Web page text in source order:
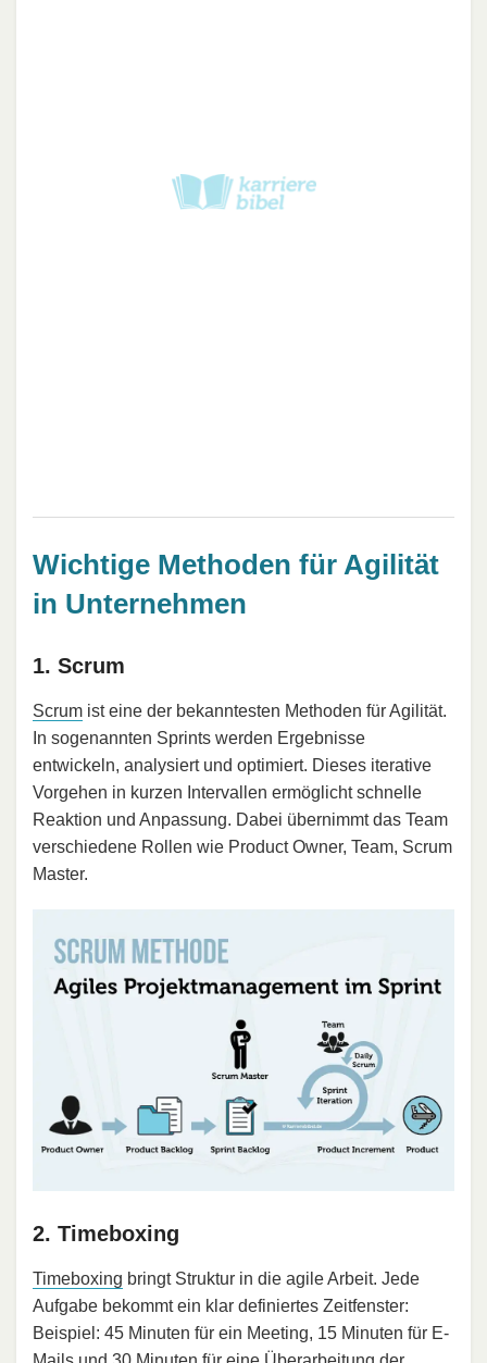
Wichtige Methoden für Agilität
in Unternehmen
1. Scrum
Scrum ist eine der bekanntesten Methoden für Agilität.
In sogenannten Sprints werden Ergebnisse
entwickeln, analysiert und optimiert. Dieses iterative
Vorgehen in kurzen Intervallen ermöglicht schnelle
Reaktion und Anpassung. Dabei übernimmt das Team
verschiedene Rollen wie Product Owner, Team, Scrum
Master.
2. Timeboxing
Timeboxing bringt Struktur in die agile Arbeit. Jede
Aufgabe bekommt ein klar definiertes Zeitfenster:
Beispiel: 45 Minuten für ein Meeting, 15 Minuten für E-